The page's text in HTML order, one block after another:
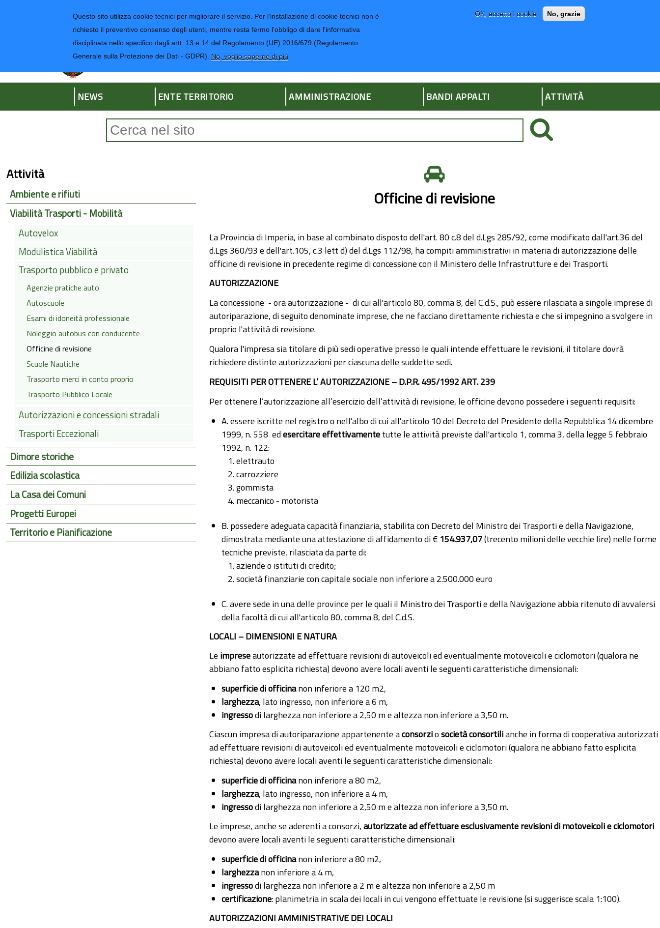
Questo sito utilizza cookie tecnici per migliorare il servizio. Per l'installazione di cookie tecnici non è
richiesto il preventivo consenso degli utenti, mentre resta fermo l'obbligo di dare l'informativa
disciplinata nello specifico dagli artt. 13 e 14 del Regolamento (UE) 2016/679 (Regolamento
Generale sulla Protezione dei Dati - GDPR). No, voglio saperne di più
OK, accetto i cookie No, grazie
Regione Liguria
Provincia di Imperia
NEWS ENTE TERRITORIO AMMINISTRAZIONE BANDI APPALTI ATTIVITÀ
Officine di revisione
La Provincia di Imperia, in base al combinato disposto dell'art. 80 c.8 del d.Lgs 285/92, come modificato dall'art.36 del
d.Lgs 360/93 e dell'art.105, c.3 lett d) del d.Lgs 112/98, ha compiti amministrativi in materia di autorizzazione delle
officine di revisione in precedente regime di concessione con il Ministero delle Infrastrutture e dei Trasporti.
AUTORIZZAZIONE
La concessione - ora autorizzazione - di cui all'articolo 80, comma 8, del C.d.S., può essere rilasciata a singole imprese di
autoriparazione, di seguito denominate imprese, che ne facciano direttamente richiesta e che si impegnino a svolgere in
proprio l'attività di revisione.
Qualora l'impresa sia titolare di più sedi operative presso le quali intende effettuare le revisioni, il titolare dovrà
richiedere distinte autorizzazioni per ciascuna delle suddette sedi.
REQUISITI PER OTTENERE L’ AUTORIZZAZIONE – D.P.R. 495/1992 ART. 239
Per ottenere l’autorizzazione all’esercizio dell’attività di revisione, le officine devono possedere i seguenti requisiti:
A. essere iscritte nel registro o nell'albo di cui all'articolo 10 del Decreto del Presidente della Repubblica 14 dicembre
1999, n. 558 edesercitare effettivamentetutte le attività previste dall'articolo 1, comma 3, della legge 5 febbraio
1992, n. 122:
elettrauto
carrozziere
gommista
meccanico - motorista
B. possedere adeguata capacità finanziaria, stabilita con Decreto del Ministro dei Trasporti e della Navigazione,
dimostrata mediante una attestazione di affidamento di € 154.937,07(trecento milioni delle vecchie lire) nelle forme
tecniche previste, rilasciata da parte di:
aziende o istituti di credito;
società finanziarie con capitale sociale non inferiore a 2.500.000 euro
C. avere sede in una delle province per le quali il Ministro dei Trasporti e della Navigazione abbia ritenuto di avvalersi
della facoltà di cui all'articolo 80, comma 8, del C.d.S.
LOCALI – DIMENSIONI E NATURA
Le impreseautorizzate ad effettuare revisioni di autoveicoli ed eventualmente motoveicoli e ciclomotori (qualora ne
abbiano fatto esplicita richiesta) devono avere locali aventi le seguenti caratteristiche dimensionali:
superficie di officinanon inferiore a 120 m2,
larghezza, lato ingresso, non inferiore a 6 m,
ingressodi larghezza non inferiore a 2,50 m e altezza non inferiore a 3,50 m.
Ciascun impresa di autoriparazione appartenente aconsorziosocietà consortilianche in forma di cooperativa autorizzati
ad effettuare revisioni di autoveicoli ed eventualmente motoveicoli e ciclomotori (qualora ne abbiano fatto esplicita
richiesta) devono avere locali aventi le seguenti caratteristiche dimensionali:
superficie di officinanon inferiore a 80 m2,
larghezza, lato ingresso, non inferiore a 4 m,
ingressodi larghezza non inferiore a 2,50 m e altezza non inferiore a 3,50 m.
Le imprese, anche se aderenti a consorzi,autorizzate ad effettuare esclusivamente revisioni di motoveicoli e ciclomotori
devono avere locali aventi le seguenti caratteristiche dimensionali:
superficie di officinanon inferiore a 80 m2,
larghezzanon inferiore a 4 m,
ingressodi larghezza non inferiore a 2 m e altezza non inferiore a 2,50 m
certificazione: planimetria in scala dei locali in cui vengono effettuate le revisione (si suggerisce scala 1:100).
AUTORIZZAZIONI AMMINISTRATIVE DEI LOCALI
Attività
Ambiente e rifiuti
Viabilità Trasporti - Mobilità
Autovelox
Modulistica Viabilità
Trasporto pubblico e privato
Agenzie pratiche auto
Autoscuole
Esami di idoneità professionale
Noleggio autobus con conducente
Officine di revisione
Scuole Nautiche
Trasporto merci in conto proprio
Trasporto Pubblico Locale
Autorizzazioni e concessioni stradali
Trasporti Eccezionali
Dimore storiche
Edilizia scolastica
La Casa dei Comuni
Progetti Europei
Territorio e Pianificazione